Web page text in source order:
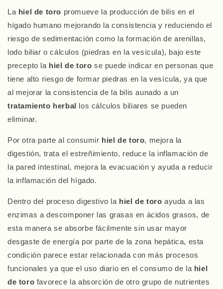
La hiel de toro promueve la producción de bilis en el
hígado humano mejorando la consistencia y reduciendo el
riesgo de sedimentación como la formación de arenillas,
lodo biliar o cálculos (piedras en la vesícula), bajo este
precepto la hiel de toro se puede indicar en personas que
tiene alto riesgo de formar piedras en la vesícula, ya que
al mejorar la consistencia de la bilis aunado a un
tratamiento herbal los cálculos biliares se pueden
eliminar.
Por otra parte al consumir hiel de toro, mejora la
digestión, trata el estreñimiento, reduce la inflamación de
la pared intestinal, mejora la evacuación y ayuda a reducir
la inflamación del hígado.
Dentro del proceso digestivo la hiel de toro ayuda a las
enzimas a descomponer las grasas en ácidos grasos, de
esta manera se absorbe fácilmente sin usar mayor
desgaste de energía por parte de la zona hepática, esta
condición parece estar relacionada con más procesos
funcionales ya que el uso diario en el consumo de la hiel
de toro favorece la absorción de otro grupo de nutrientes